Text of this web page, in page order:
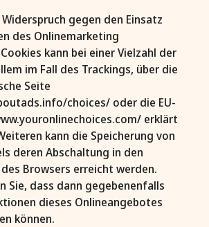
gegen den Einsatz
des Onlinemarketing
kann bei einer Vielzahl der
im Fall des Trackings, über die
Seite
choices/ oder die EU-
erklärt
kann die Speicherung von
deren Abschaltung in den
Browsers erreicht werden.
Sie, dass dann gegebenenfalls
dieses Onlineangebotes
können.